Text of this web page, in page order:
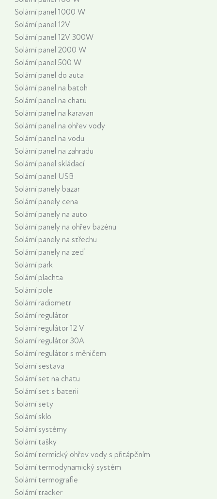
Solární panel 1000 W
Solární panel 12V
Solární panel 12V 300W
Solární panel 2000 W
Solární panel 500 W
Solární panel do auta
Solární panel na batoh
Solární panel na chatu
Solární panel na karavan
Solární panel na ohřev vody
Solární panel na vodu
Solární panel na zahradu
Solární panel skládací
Solární panel USB
Solární panely bazar
Solární panely cena
Solární panely na auto
Solární panely na ohřev bazénu
Solární panely na střechu
Solární panely na zeď
Solární park
Solární plachta
Solární pole
Solární radiometr
Solární regulátor
Solární regulátor 12 V
Solarní regulátor 30A
Solární regulátor s měničem
Solární sestava
Solární set na chatu
Solární set s baterii
Solární sety
Solární sklo
Solární systémy
Solární tašky
Solární termický ohřev vody s přitápěním
Solární termodynamický systém
Solární termografie
Solární tracker